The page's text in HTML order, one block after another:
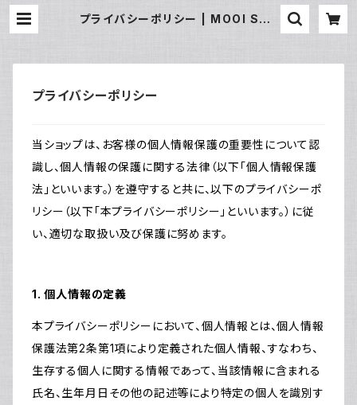
プライバシーポリシー | MOOI STY
プライバシーポリシー
当ショップは、お客様の個人情報保護の重要性について認
識し、個人情報の保護に関する法律（以下「個人情報保護
法」といいます。）を遵守すると共に、以下のプライバシーポ
リシー（以下「本プライバシーポリシー」といいます。）に従
い、適切な取扱い及び保護に努めます。
1. 個人情報の定義
本プライバシーポリシーにおいて、個人情報とは、個人情報
保護法第2条第1項により定義された個人情報、すなわち、
生存する個人に関する情報であって、当該情報に含まれる
氏名、生年月日その他の記述等により特定の個人を識別す